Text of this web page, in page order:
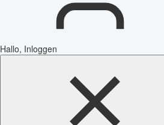
Hallo, Inloggen